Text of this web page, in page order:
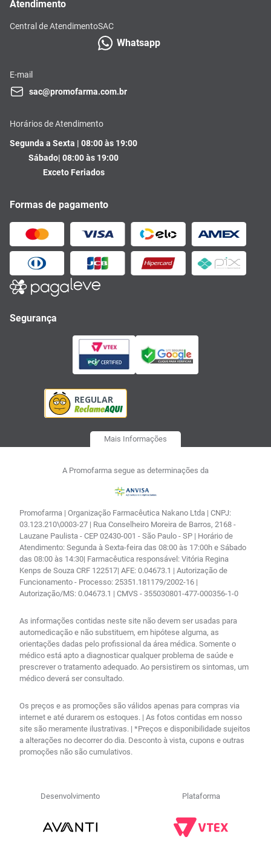
Atendimento
Central de AtendimentoSAC
Whatsapp
E-mail
sac@promofarma.com.br
Horários de Atendimento
Segunda a Sexta | 08:00 às 19:00
Sábado| 08:00 às 19:00
Exceto Feriados
Formas de pagamento
Segurança
Mais Informações
A Promofarma segue as determinações da
Promofarma | Organização Farmacêutica Nakano Ltda | CNPJ:
03.123.210\0003-27 | Rua Conselheiro Moreira de Barros, 2168 -
Lauzane Paulista - CEP 02430-001 - São Paulo - SP | Horário de
Atendimento: Segunda à Sexta-feira das 08:00 às 17:00h e Sábado
das 08:00 às 14:30| Farmacêutica responsável: Vitória Regina
Kenps de Souza CRF 122517| AFE: 0.04673.1 | Autorização de
Funcionamento - Processo: 25351.181179/2002-16 |
Autorização/MS: 0.04673.1 | CMVS - 355030801-477-000356-1-0
As informações contidas neste site não devem ser usadas para
automedicação e não substituem, em hipótese alguma, as
orientações dadas pelo profissional da área médica. Somente o
médico está apto a diagnosticar qualquer problema de saúde e
prescrever o tratamento adequado. Ao persistirem os sintomas, um
médico deverá ser consultado.
Os preços e as promoções são válidos apenas para compras via
internet e até durarem os estoques. | As fotos contidas em nosso
site são meramente ilustrativas. | *Preços e disponibilidade sujeitos
a alterações no decorrer do dia. Desconto à vista, cupons e outras
promoções não são cumulativos.
Desenvolvimento Plataforma